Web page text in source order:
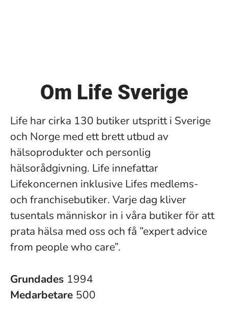
Om Life Sverige
Life har cirka 130 butiker utspritt i Sverige
och Norge med ett brett utbud av
hälsoprodukter och personlig
hälsorådgivning. Life innefattar
Lifekoncernen inklusive Lifes medlems-
och franchisebutiker. Varje dag kliver
tusentals människor in i våra butiker för att
prata hälsa med oss och få ”expert advice
from people who care”.
Grundades 1994
Medarbetare 500